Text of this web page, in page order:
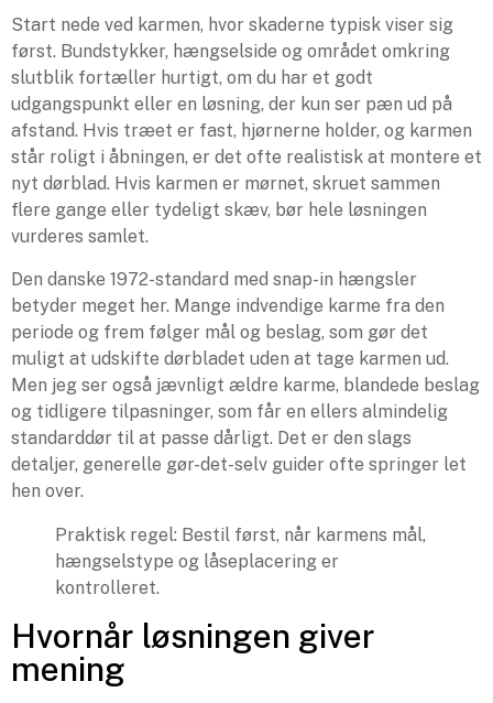
Start nede ved karmen, hvor skaderne typisk viser sig
først. Bundstykker, hængselside og området omkring
slutblik fortæller hurtigt, om du har et godt
udgangspunkt eller en løsning, der kun ser pæn ud på
afstand. Hvis træet er fast, hjørnerne holder, og karmen
står roligt i åbningen, er det ofte realistisk at montere et
nyt dørblad. Hvis karmen er mørnet, skruet sammen
flere gange eller tydeligt skæv, bør hele løsningen
vurderes samlet.
Den danske 1972-standard med snap-in hængsler
betyder meget her. Mange indvendige karme fra den
periode og frem følger mål og beslag, som gør det
muligt at udskifte dørbladet uden at tage karmen ud.
Men jeg ser også jævnligt ældre karme, blandede beslag
og tidligere tilpasninger, som får en ellers almindelig
standarddør til at passe dårligt. Det er den slags
detaljer, generelle gør-det-selv guider ofte springer let
hen over.
Praktisk regel: Bestil først, når karmens mål,
hængselstype og låseplacering er
kontrolleret.
Hvornår løsningen giver
mening